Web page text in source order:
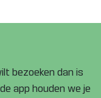
bezoeken dan is
app houden we je